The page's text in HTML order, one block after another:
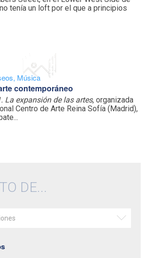
tenía un loft por el que a principios
, Música
contemporáneo
La expansión de las artes, organizada
Centro de Arte Reina Sofía (Madrid),
DE...